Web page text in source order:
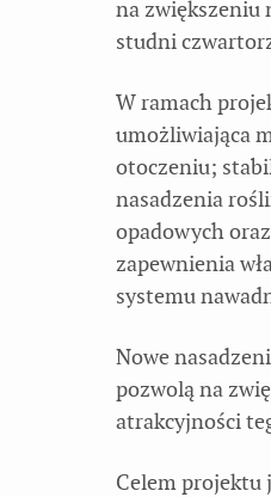
na zwiększeniu
studni
W ramach
umożliwiająca
otoczeniu;
nasadzenia
opadowych
zapewnienia
systemu
Nowe
pozwolą na
atrakcyjności
Celem projektu